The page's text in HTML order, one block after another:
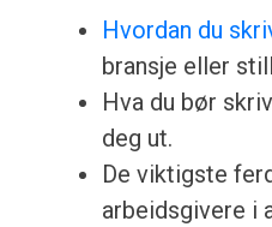
Hvordan du
bransje eller
Hva du bør
deg ut.
De viktigste
arbeidsgivere i